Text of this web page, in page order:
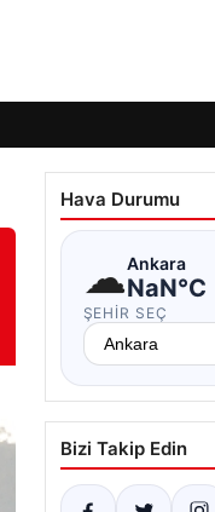
Hava Durumu
☁Ankara
NaN°C
ŞEHIR SEÇ
Bizi Takip Edin